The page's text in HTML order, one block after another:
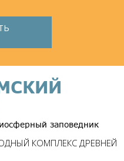
заповедник
КОМПЛЕКС ДРЕВНЕЙ